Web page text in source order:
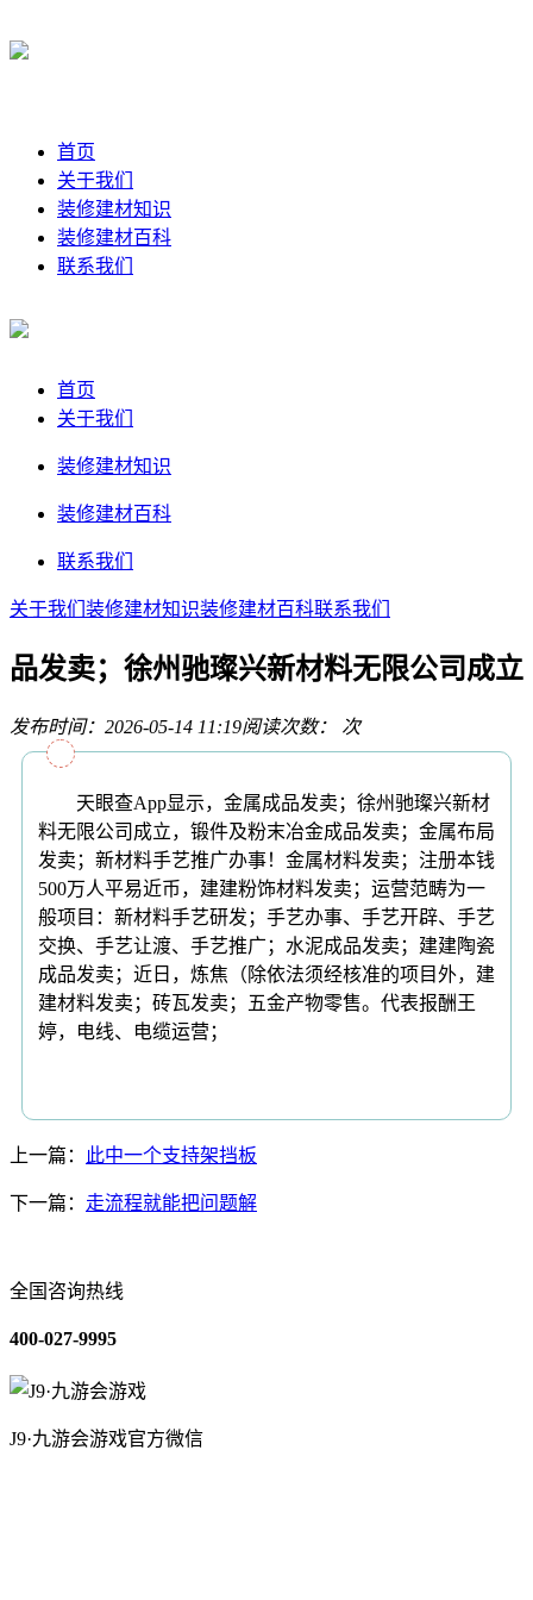
首页
关于我们
装修建材知识
装修建材百科
联系我们
首页
关于我们
装修建材知识
装修建材百科
联系我们
关于我们 装修建材知识装修建材百科联系我们
品发卖；徐州驰璨兴新材料无限公司成立
发布时间：2026-05-14 11:19阅读次数： 次
天眼查App显示，金属成品发卖；徐州驰璨兴新材
料无限公司成立，锻件及粉末冶金成品发卖；金属布局
发卖；新材料手艺推广办事！金属材料发卖；注册本钱
500万人平易近币，建建粉饰材料发卖；运营范畴为一
般项目：新材料手艺研发；手艺办事、手艺开辟、手艺
交换、手艺让渡、手艺推广；水泥成品发卖；建建陶瓷
成品发卖；近日，炼焦（除依法须经核准的项目外，建
建材料发卖；砖瓦发卖；五金产物零售。代表报酬王
婷，电线、电缆运营；
上一篇： 此中一个支持架挡板
下一篇： 走流程就能把问题解
全国咨询热线
400-027-9995
J9·九游会游戏官方微信